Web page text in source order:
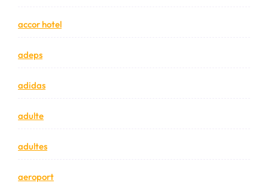
accor hotel
adeps
adidas
adulte
adultes
aeroport